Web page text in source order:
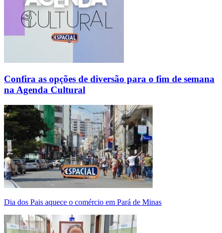
Confira as opções de diversão para o fim de semana
na Agenda Cultural
Dia dos Pais aquece o comércio em Pará de Minas